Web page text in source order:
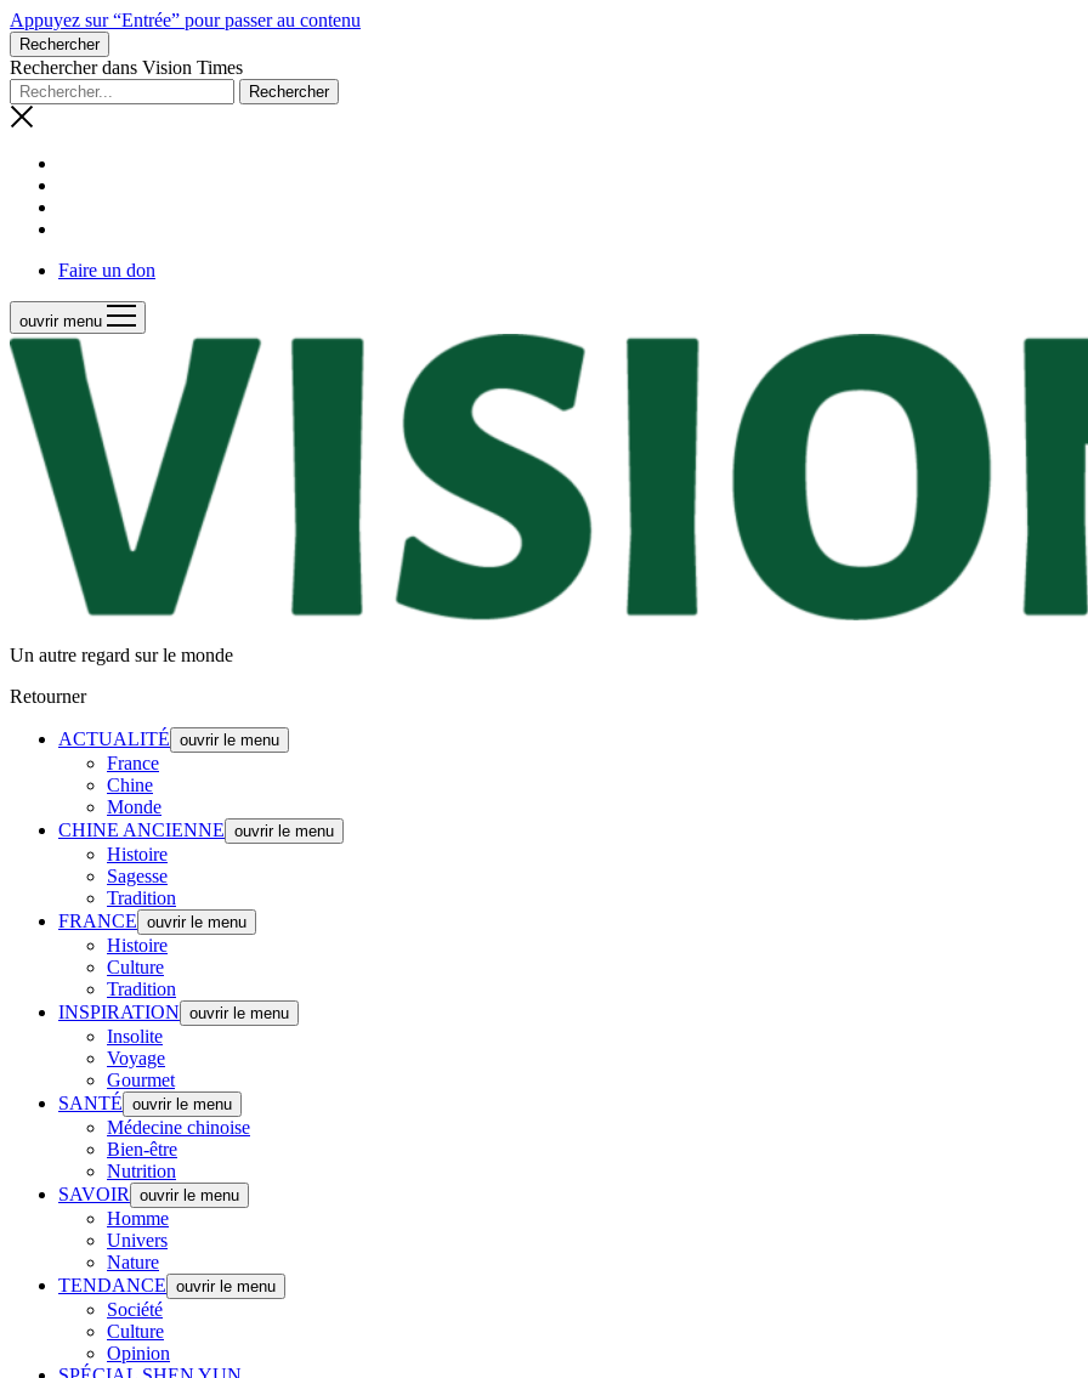
Appuyez sur “Entrée” pour passer au contenu
Rechercher
Rechercher dans Vision Times
Faire un don
ouvrir menu
Un autre regard sur le monde
Retourner
ACTUALITÉ ouvrir le menu
France
Chine
Monde
CHINE ANCIENNE ouvrir le menu
Histoire
Sagesse
Tradition
FRANCE ouvrir le menu
Histoire
Culture
Tradition
INSPIRATION ouvrir le menu
Insolite
Voyage
Gourmet
SANTÉ ouvrir le menu
Médecine chinoise
Bien-être
Nutrition
SAVOIR
ouvrir le menu
Homme
Univers
Nature
TENDANCE ouvrir le menu
Société
Culture
Opinion